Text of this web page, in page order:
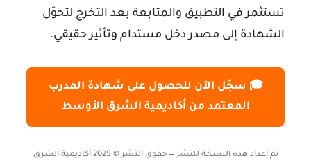
تستثمر في التطبيق والمتابعة بعد التخرج لتحوّل
الشهادة إلى مصدر دخل مستدام وتأثير حقيقي.
🎓 سجّل الآن للحصول على شهادة المدرب
المعتمد من أكاديمية الشرق الأوسط
تم إعداد هذه النسخة للنشر — حقوق النشر © 2025 أكاديمية الشرق